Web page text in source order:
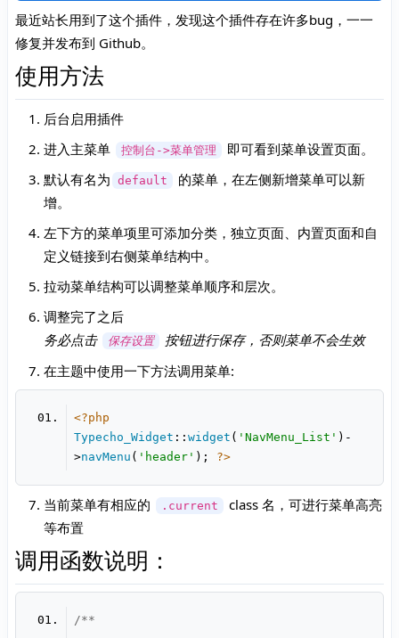
最近站长用到了这个插件，发现这个插件存在许多bug，一一
修复并发布到 Github。
使用方法
后台启用插件
进入主菜单
控制台->菜单管理
即可看到菜单设置页面。
默认有名为 default
的菜单，在左侧新增菜单可以新
增。
左下方的菜单项里可添加分类，独立页面、内置页面和自
定义链接到右侧菜单结构中。
拉动菜单结构可以调整菜单顺序和层次。
调整完了之后
务必点击
保存设置
按钮进行保存，否则菜单不会生效
在主题中使用一下方法调用菜单:
<?php
Typecho_Widget :: widget ( 'NavMenu_List' )-
>navMenu ( 'header' ); ?>
当前菜单有相应的 .current
class 名，可进行菜单高亮
等布置
调用函数说明：